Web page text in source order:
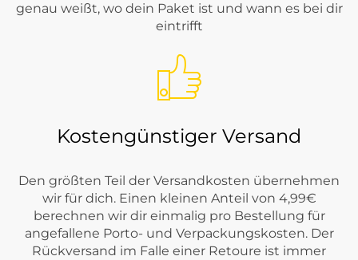
genau weißt, wo dein Paket ist und wann es bei dir
eintrifft
Kostengünstiger Versand
Den größten Teil der Versandkosten übernehmen
wir für dich. Einen kleinen Anteil von 4,99€
berechnen wir dir einmalig pro Bestellung für
angefallene Porto- und Verpackungskosten. Der
Rückversand im Falle einer Retoure ist immer